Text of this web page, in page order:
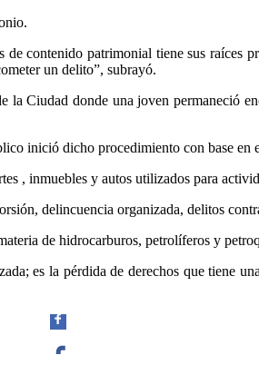
Whatsapp
Linkedin
contenido patrimonial tiene sus raíces
un delito”, subrayó.
Ciudad donde una joven permaneció
inició dicho procedimiento con base en
, inmuebles y autos utilizados para
delincuencia organizada, delitos
de hidrocarburos, petrolíferos y
es la pérdida de derechos que tiene